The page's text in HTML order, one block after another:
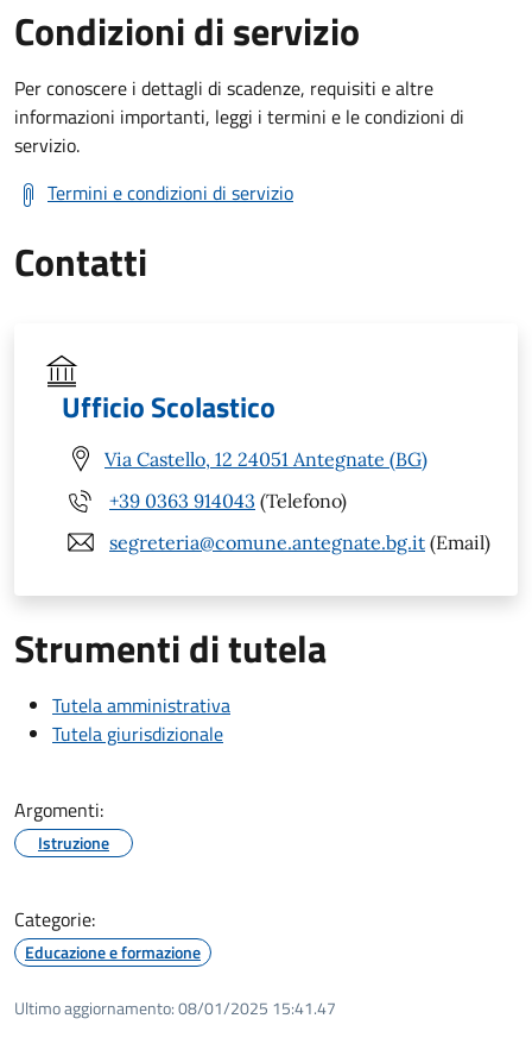
Condizioni di servizio
Per conoscere i dettagli di scadenze, requisiti e altre
informazioni importanti, leggi i termini e le condizioni di
servizio.
Termini e condizioni di servizio
Contatti
Ufficio Scolastico
Via Castello, 12 24051 Antegnate (BG)
+39 0363 914043 (Telefono)
segreteria@comune.antegnate.bg.it (Email)
Strumenti di tutela
Tutela amministrativa
Tutela giurisdizionale
Argomenti:
Istruzione
Categorie:
Educazione e formazione
Ultimo aggiornamento:08/01/2025 15:41.47